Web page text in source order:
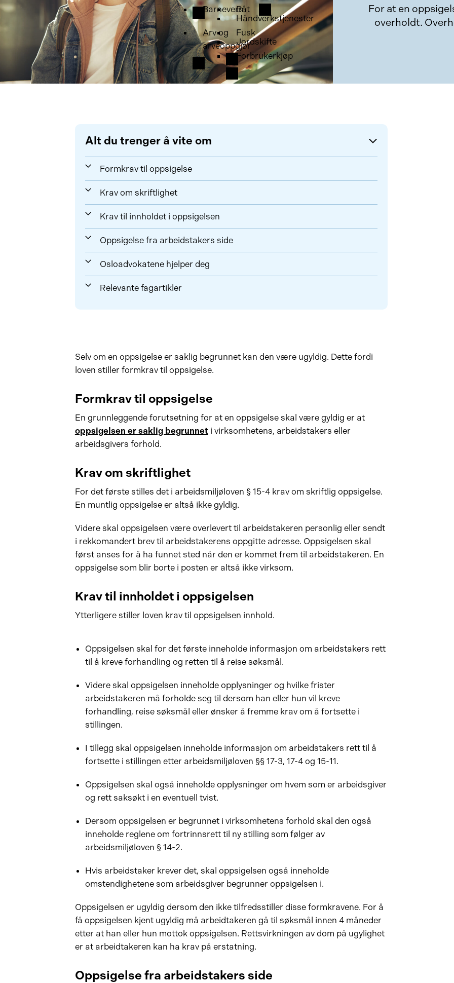
Håndverkstjenester
Jordskifte
Barnevern
Arv og
arveoppgjør
Båt
Fusk
Forbrukerkjøp
For at en
overholdt.
Alt du trenger å vite om
Formkrav til oppsigelse
Krav om skriftlighet
Krav til innholdet i oppsigelsen
Oppsigelse fra arbeidstakers side
Osloadvokatene hjelper deg
Relevante fagartikler
Selv om en oppsigelse er saklig begrunnet kan den være ugyldig. Dette fordi
loven stiller formkrav til oppsigelse.
Formkrav til oppsigelse
En grunnleggende forutsetning for at en oppsigelse skal være gyldig er at
oppsigelsen er saklig begrunnet i virksomhetens, arbeidstakers eller
arbeidsgivers forhold.
Krav om skriftlighet
For det første stilles det i arbeidsmiljøloven § 15-4 krav om skriftlig oppsigelse.
En muntlig oppsigelse er altså ikke gyldig.
Videre skal oppsigelsen være overlevert til arbeidstakeren personlig eller sendt
i rekkomandert brev til arbeidstakerens oppgitte adresse. Oppsigelsen skal
først anses for å ha funnet sted når den er kommet frem til arbeidstakeren. En
oppsigelse som blir borte i posten er altså ikke virksom.
Krav til innholdet i oppsigelsen
Ytterligere stiller loven krav til oppsigelsen innhold.
Oppsigelsen skal for det første inneholde informasjon om arbeidstakers rett
til å kreve forhandling og retten til å reise søksmål.
Videre skal oppsigelsen inneholde opplysninger og hvilke frister
arbeidstakeren må forholde seg til dersom han eller hun vil kreve
forhandling, reise søksmål eller ønsker å fremme krav om å fortsette i
stillingen.
I tillegg skal oppsigelsen inneholde informasjon om arbeidstakers rett til å
fortsette i stillingen etter arbeidsmiljøloven §§ 17-3, 17-4 og 15-11.
Oppsigelsen skal også inneholde opplysninger om hvem som er arbeidsgiver
og rett saksøkt i en eventuell tvist.
Dersom oppsigelsen er begrunnet i virksomhetens forhold skal den også
inneholde reglene om fortrinnsrett til ny stilling som følger av
arbeidsmiljøloven § 14-2.
Hvis arbeidstaker krever det, skal oppsigelsen også inneholde
omstendighetene som arbeidsgiver begrunner oppsigelsen i.
Oppsigelsen er ugyldig dersom den ikke tilfredsstiller disse formkravene. For å
få oppsigelsen kjent ugyldig må arbeidtakeren gå til søksmål innen 4 måneder
etter at han eller hun mottok oppsigelsen. Rettsvirkningen av dom på ugylighet
er at arbeidtakeren kan ha krav på erstatning.
Oppsigelse fra arbeidstakers side